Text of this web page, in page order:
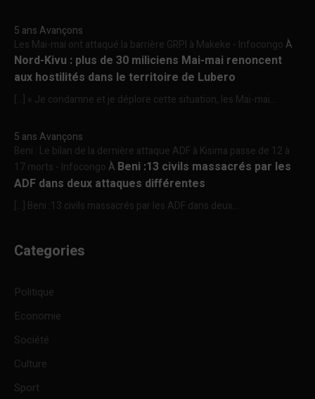
5 ans Avançons
Les Mai-mai ont attaqué la barrière GRPI à Makeke - InfocongoÀ
Nord-Kivu : plus de 30 miliciens Mai-mai renoncent
aux hostilités dans le territoire de Lubero
[…] « Je condamne et je déplore cette situation, les Mai-mai...
5 ans Avançons
Beni : Le bilan de la dernière attaque ADF à Kisima passe de 12 à
17 morts - InfocongoÀ Beni :13 civils massacrés par les
ADF dans deux attaques différentes
[…] Beni :13 civils massacrés par les ADF dans deux...
Categories
Politique
Economie
Société
Culture
Sport